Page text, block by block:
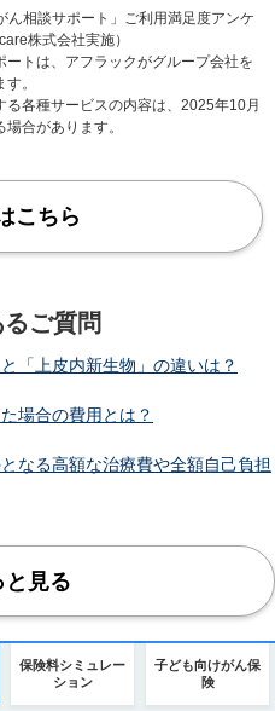
相談サポート」ご利用満足度アンケ
株式会社実施）
トは、アフラックがグループ会社を
。
各種サービスの内容は、2025年10月
合があります。
こちら
ご質問
「上皮内新生物」の違いは？
場合の費用とは？
なる高額な治療費や全額自己負担
と見る
保険料シミュレー
ション
子ども向けがん保
険